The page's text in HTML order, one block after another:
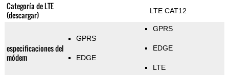
Categoría de LTE
(descargar)
LTE CAT12
especificaciones del
módem
GPRS
EDGE
GPRS
EDGE
LTE